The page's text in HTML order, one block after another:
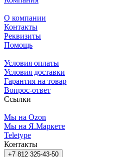
О компании
Контакты
Реквизиты
Помощь
Условия оплаты
Условия доставки
Гарантия на товар
Вопрос-ответ
Ссылки
Мы на Ozon
Мы на Я.Маркете
Teletype
Контакты
+7 812 325-43-50